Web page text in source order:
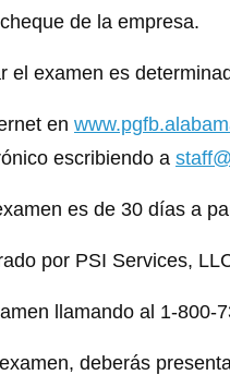
de la empresa.
el examen es
en
escribiendo a
es de 30 días a
por PSI Services,
llamando al 1-800-
deberás